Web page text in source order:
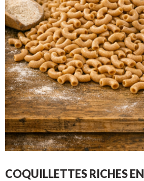
COQUILLETTES RICHES EN